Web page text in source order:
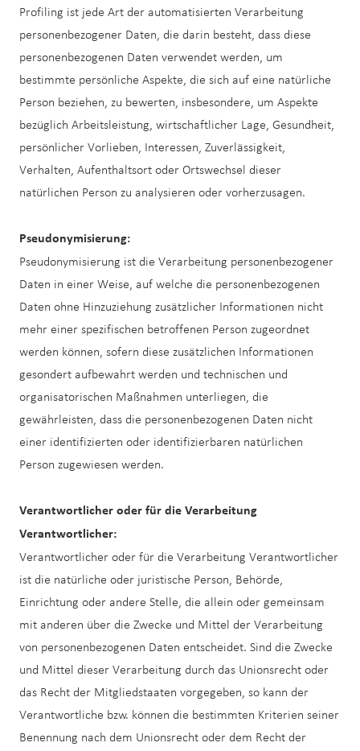
Profiling ist jede Art der automatisierten Verarbeitung
personenbezogener Daten, die darin besteht, dass diese
personenbezogenen Daten verwendet werden, um
bestimmte persönliche Aspekte, die sich auf eine natürliche
Person beziehen, zu bewerten, insbesondere, um Aspekte
bezüglich Arbeitsleistung, wirtschaftlicher Lage, Gesundheit,
persönlicher Vorlieben, Interessen, Zuverlässigkeit,
Verhalten, Aufenthaltsort oder Ortswechsel dieser
natürlichen Person zu analysieren oder vorherzusagen.
Pseudonymisierung:
Pseudonymisierung ist die Verarbeitung personenbezogener
Daten in einer Weise, auf welche die personenbezogenen
Daten ohne Hinzuziehung zusätzlicher Informationen nicht
mehr einer spezifischen betroffenen Person zugeordnet
werden können, sofern diese zusätzlichen Informationen
gesondert aufbewahrt werden und technischen und
organisatorischen Maßnahmen unterliegen, die
gewährleisten, dass die personenbezogenen Daten nicht
einer identifizierten oder identifizierbaren natürlichen
Person zugewiesen werden.
Verantwortlicher oder für die Verarbeitung
Verantwortlicher:
Verantwortlicher oder für die Verarbeitung Verantwortlicher
ist die natürliche oder juristische Person, Behörde,
Einrichtung oder andere Stelle, die allein oder gemeinsam
mit anderen über die Zwecke und Mittel der Verarbeitung
von personenbezogenen Daten entscheidet. Sind die Zwecke
und Mittel dieser Verarbeitung durch das Unionsrecht oder
das Recht der Mitgliedstaaten vorgegeben, so kann der
Verantwortliche bzw. können die bestimmten Kriterien seiner
Benennung nach dem Unionsrecht oder dem Recht der